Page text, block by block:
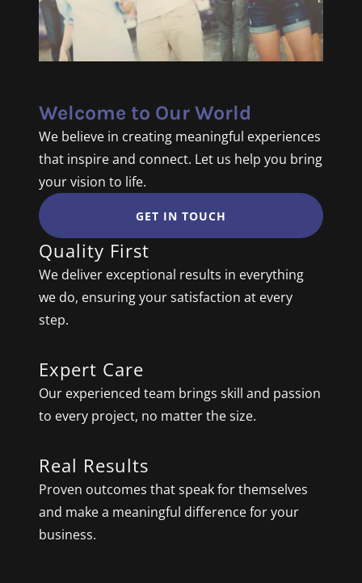
Welcome to Our World
We believe in creating meaningful experiences
that inspire and connect. Let us help you bring
your vision to life.
GET IN TOUCH
Quality First
We deliver exceptional results in everything
we do, ensuring your satisfaction at every
step.
Expert Care
Our experienced team brings skill and passion
to every project, no matter the size.
Real Results
Proven outcomes that speak for themselves
and make a meaningful difference for your
business.